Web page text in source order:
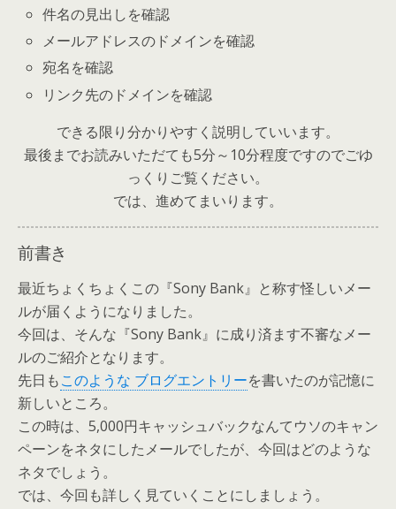
件名の見出しを確認
メールアドレスのドメインを確認
宛名を確認
リンク先のドメインを確認
できる限り分かりやすく説明していいます。
最後までお読みいただても5分～10分程度ですのでごゆ
っくりご覧ください。
では、進めてまいります。
前書き
最近ちょくちょくこの『Sony Bank』と称す怪しいメー
ルが届くようになりました。
今回は、そんな『Sony Bank』に成り済ます不審なメー
ルのご紹介となります。
先日もこのような ブログエントリーを書いたのが記憶に
新しいところ。
この時は、5,000円キャッシュバックなんてウソのキャン
ペーンをネタにしたメールでしたが、今回はどのような
ネタでしょう。
では、今回も詳しく見ていくことにしましょう。